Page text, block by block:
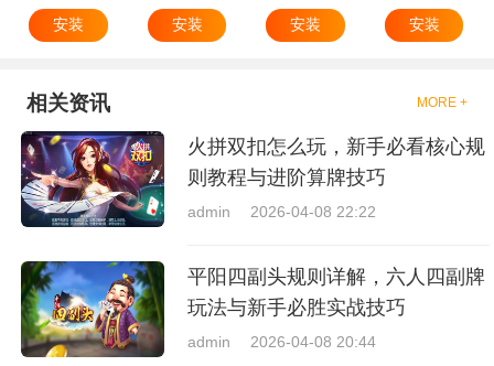
安装
安装
安装
安装
相关资讯 MORE +
火拼双扣怎么玩，新手必看核心规
则教程与进阶算牌技巧
admin 2026-04-08 22:22
平阳四副头规则详解，六人四副牌
玩法与新手必胜实战技巧
admin 2026-04-08 20:44